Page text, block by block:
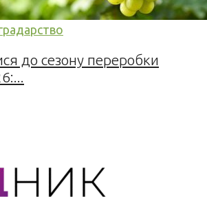
до сезону переробки